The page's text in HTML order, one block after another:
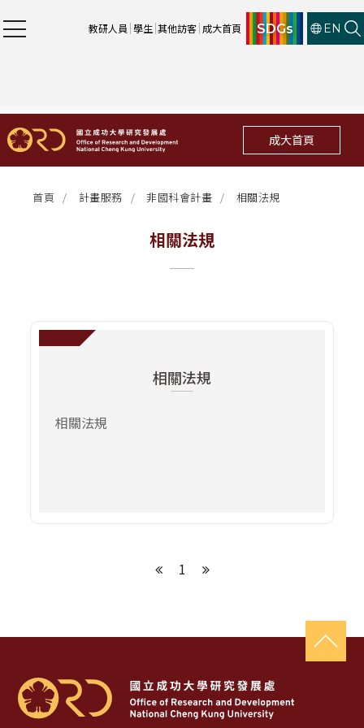
教研人員 學生 其他訪客 成大首頁 SDGs EN
成大首頁
首頁 計畫服務 非國科會計畫 相關法規
相關法規
相關法規
相關法規
前往：相關法規
上一頁
1 下一頁